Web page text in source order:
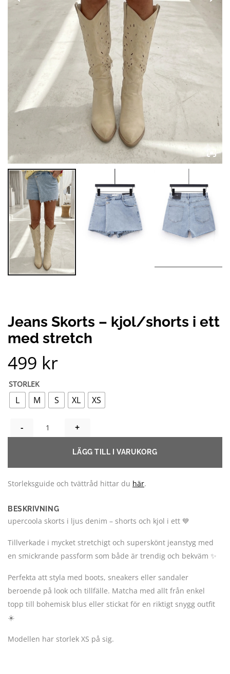
Jeans Skorts – kjol/shorts i ett
med stretch
499 kr
STORLEK
L M S XL XS
JEANS SKORTS - KJOL/SHORTS I ETT MED STRETCH MÄNGD
LÄGG TILL I VARUKORG
Storleksguide och tvättråd hittar du här.
BESKRIVNING
upercoola skorts i ljus denim – shorts och kjol i ett 💙
Tillverkade i mycket stretchigt och superskönt jeanstyg med
en smickrande passform som både är trendig och bekväm ✨
Perfekta att styla med boots, sneakers eller sandaler
beroende på look och tillfälle. Matcha med allt från enkel
topp till bohemisk blus eller stickat för en riktigt snygg outfit
☀️
Modellen har storlek XS på sig.